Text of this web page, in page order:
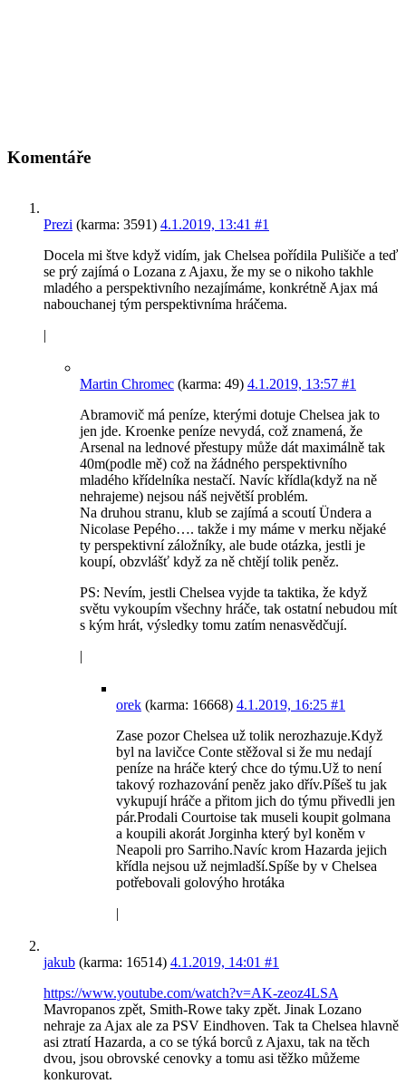
Komentáře
Prezi (karma: 3591) 4.1.2019, 13:41 #1
Docela mi štve když vidím, jak Chelsea pořídila Pulišiče a teď
se prý zajímá o Lozana z Ajaxu, že my se o nikoho takhle
mladého a perspektivního nezajímáme, konkrétně Ajax má
nabouchanej tým perspektivníma hráčema.
|
Martin Chromec (karma: 49) 4.1.2019, 13:57 #1
Abramovič má peníze, kterými dotuje Chelsea jak to
jen jde. Kroenke peníze nevydá, což znamená, že
Arsenal na lednové přestupy může dát maximálně tak
40m(podle mě) což na žádného perspektivního
mladého křídelníka nestačí. Navíc křídla(když na ně
nehrajeme) nejsou náš největší problém.
Na druhou stranu, klub se zajímá a scoutí Ündera a
Nicolase Pepého…. takže i my máme v merku nějaké
ty perspektivní záložníky, ale bude otázka, jestli je
koupí, obzvlášť když za ně chtějí tolik peněz.
PS: Nevím, jestli Chelsea vyjde ta taktika, že když
světu vykoupím všechny hráče, tak ostatní nebudou mít
s kým hrát, výsledky tomu zatím nenasvědčují.
|
orek (karma: 16668) 4.1.2019, 16:25 #1
Zase pozor Chelsea už tolik nerozhazuje.Když
byl na lavičce Conte stěžoval si že mu nedají
peníze na hráče který chce do týmu.Už to není
takový rozhazování peněz jako dřív.Píšeš tu jak
vykupují hráče a přitom jich do týmu přivedli jen
pár.Prodali Courtoise tak museli koupit golmana
a koupili akorát Jorginha který byl koněm v
Neapoli pro Sarriho.Navíc krom Hazarda jejich
křídla nejsou už nejmladší.Spíše by v Chelsea
potřebovali golovýho hrotáka
|
jakub (karma: 16514) 4.1.2019, 14:01 #1
https://www.youtube.com/watch?v=AK-zeoz4LSA
Mavropanos zpět, Smith-Rowe taky zpět. Jinak Lozano
nehraje za Ajax ale za PSV Eindhoven. Tak ta Chelsea hlavně
asi ztratí Hazarda, a co se týká borců z Ajaxu, tak na těch
dvou, jsou obrovské cenovky a tomu asi těžko můžeme
konkurovat.